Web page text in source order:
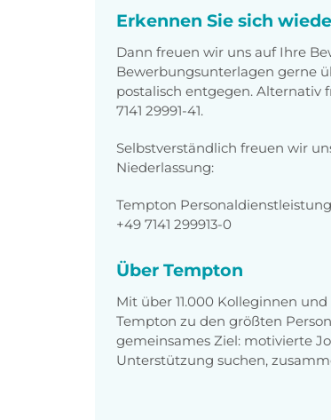
Erkennen Sie sich
Dann freuen wir uns auf Ihre
Bewerbungsunterlagen gerne
postalisch entgegen. Alternativ
7141 29991-41.
Selbstverständlich freuen wir
Niederlassung:
Tempton
+49 7141 299913-0
Über Tempton
Mit über 11.000 Kolleginnen
Tempton zu den größten
gemeinsames Ziel: motivierte
Unterstützung suchen,